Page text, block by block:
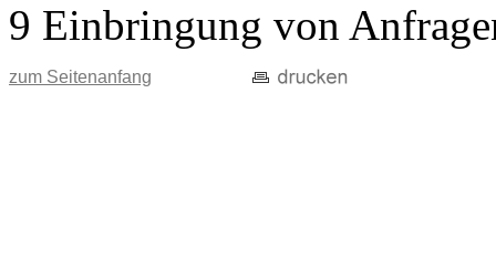
9 Einbringung von
zum Seitenanfang